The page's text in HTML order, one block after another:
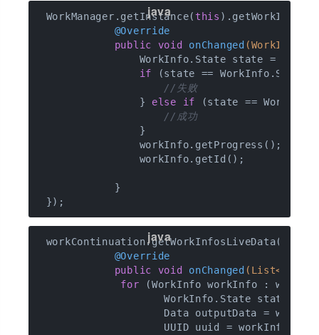
WorkManager.getInstance( this
@Override
public
void onChanged (WorkInfo
WorkInfo.State state =
if (state ==
//失败
                }
else if (state ==
//成功
                }
                workInfo.getProgress();
                workInfo.getId();
            }
@Override
public
void onChanged
for (WorkInfo workInfo :
WorkInfo.State state =
Data outputData =
UUID uuid =